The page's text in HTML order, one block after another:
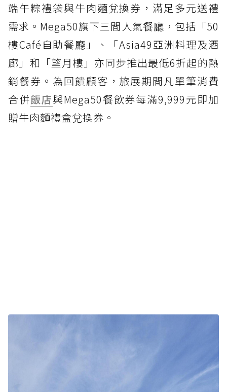
端午粽禮袋與牛肉麵兌換券，滿足多元送禮
需求。Mega50旗下三間人氣餐廳，包括「50
樓Café自助餐廳」、「Asia49亞洲料理及酒
廊」和「望月樓」亦同步推出最低6折起的熱
銷餐券。為回饋顧客，旅展期間凡單筆消費
合併飯店與Mega50餐飲券每滿9,999元即加
贈牛肉麵禮盒兌換券。